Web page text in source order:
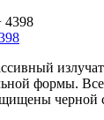
формы.
черной